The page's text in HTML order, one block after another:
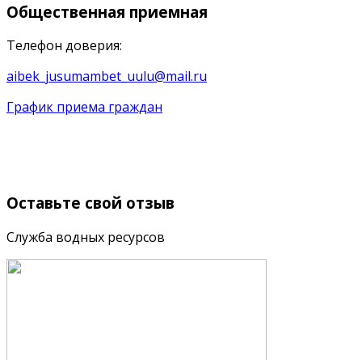
Общественная приемная
Телефон доверия:
aibek_jusumambet_uulu@mail.ru
График приема граждан
Оставьте свой отзыв
Служба водных ресурсов